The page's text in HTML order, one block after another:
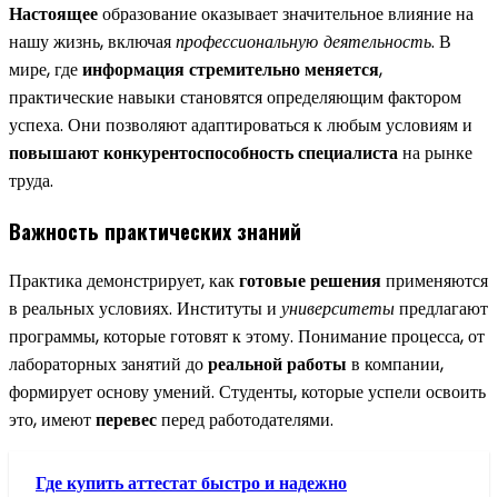
Настоящееобразование оказывает значительное влияние на
нашу жизнь, включаяпрофессиональную деятельность. В
мире, гдеинформация стремительно меняется,
практические навыки становятся определяющим фактором
успеха. Они позволяют адаптироваться к любым условиям и
повышают конкурентоспособность специалистана рынке
труда.
Важность практических знаний
Практика демонстрирует, какготовые решенияприменяются
в реальных условиях. Институты и университетыпредлагают
программы, которые готовят к этому. Понимание процесса, от
лабораторных занятий дореальной работы в компании,
формирует основу умений. Студенты, которые успели освоить
это, имеютперевесперед работодателями.
Где купить аттестат быстро и надежно